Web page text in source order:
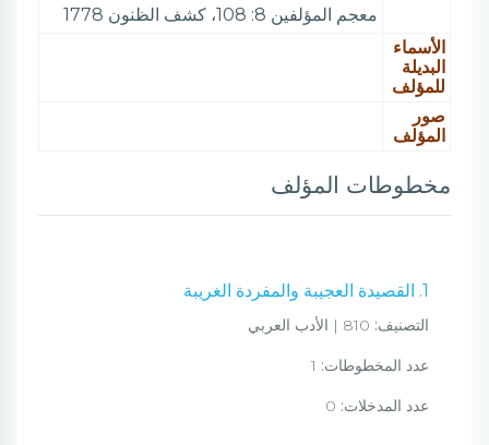
معجم المؤلفين 8: 108، كشف الظنون 1778
الأسماء
البديلة
للمؤلف
صور
المؤلف
مخطوطات المؤلف
1. القصيدة العجيبة والمفردة الغريبة
التصنيف:
عدد المخطوطات:
عدد المدخلات: